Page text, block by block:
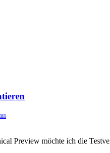
Preview möchte ich die